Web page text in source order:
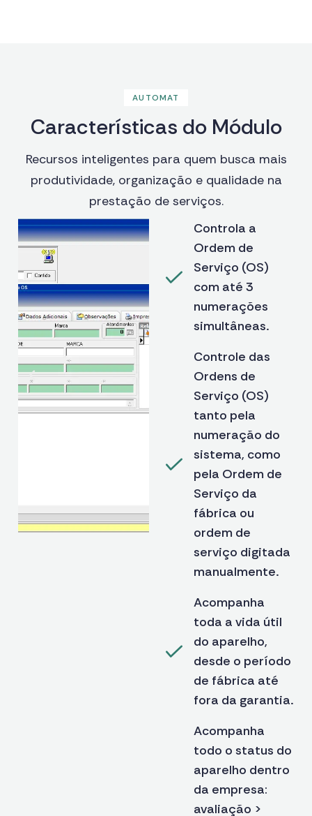
AUTOMAT
Características do Módulo
Recursos inteligentes para quem busca mais
produtividade, organização e qualidade na
prestação de serviços.
Controla a
Ordem de
Serviço (OS)
com até 3
numerações
simultâneas.
Controle das
Ordens de
Serviço (OS)
tanto pela
numeração do
sistema, como
pela Ordem de
Serviço da
fábrica ou
ordem de
serviço digitada
manualmente.
Acompanha
toda a vida útil
do aparelho,
desde o período
de fábrica até
fora da garantia.
Acompanha
todo o status do
aparelho dentro
da empresa:
avaliação >